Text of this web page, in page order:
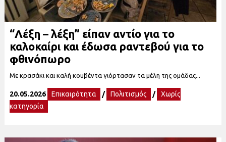
“Λέξη – λέξη” είπαν αντίο για το
καλοκαίρι και έδωσα ραντεβού για το
φθινόπωρο
Με κρασάκι και καλή κουβέντα γιόρτασαν τα μέλη της ομάδας...
20.05.2026 Επικαιρότητα / Πολιτισμός /
Χωρίς
κατηγορία